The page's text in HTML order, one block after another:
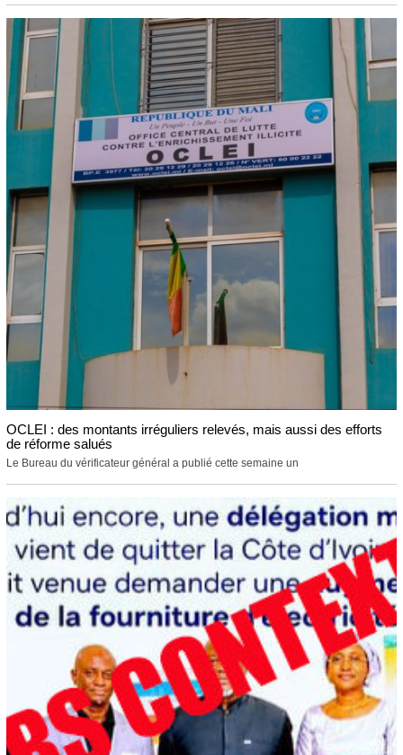
OCLEI : des montants irréguliers relevés, mais aussi des efforts
de réforme salués
Le Bureau du vérificateur général a publié cette semaine un